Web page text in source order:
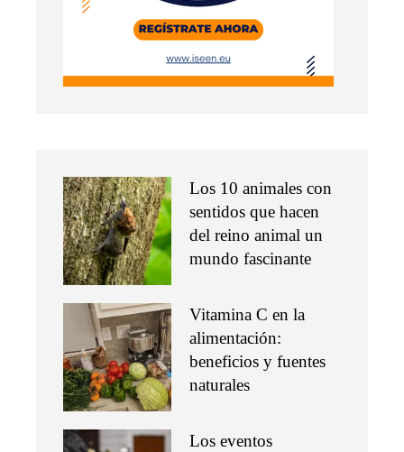
Los 10 animales con
sentidos que hacen
del reino animal un
mundo fascinante
Vitamina C en la
alimentación:
beneficios y fuentes
naturales
Los eventos